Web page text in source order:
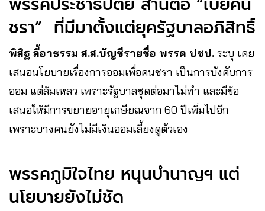
ชรา” ที่มีมาตั้งแต่ยุครัฐบาลอภิสิทธิ์
พิสิฐ ลี้อาธรรม ส.ส.บัญชีรายชื่อ พรรค ปชป. ระบุ เคย
เสนอนโยบายเรื่องการออมเพื่อคนชรา เป็นการบังคับการ
ออม แต่ล้มเหลว เพราะรัฐบาลชุดต่อมาไม่ทำ และมีข้อ
เสนอให้มีการขยายอายุเกษียณจาก 60 ปีเพิ่มไปอีก
เพราะบางคนยังไม่มีเงินออมเลี้ยงดูตัวเอง
พรรคภูมิใจไทย หนุนบำนาญฯ แต่
นโยบายยังไม่ชัด